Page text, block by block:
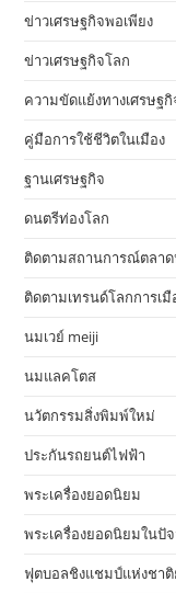
ข่าวเศรษฐกิจพอเพียง
ข่าวเศรษฐกิจโลก
ความขัดแย้งทางเศรษฐกิ
คู่มือการใช้ชีวิตในเมือง
ฐานเศรษฐกิจ
ดนตรีท่องโลก
ติดตามสถานการณ์ตลา
ติดตามเทรนด์โลกการเมื
นมเวย์ meiji
นมแลคโตส
นวัตกรรมสิ่งพิมพ์ใหม่
ประกันรถยนต์ไฟฟ้า
พระเครื่องยอดนิยม
พระเครื่องยอดนิยมในปั
ฟุตบอลชิงแชมป์แห่งชาติ